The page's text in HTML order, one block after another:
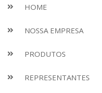
HOME
NOSSA EMPRESA
PRODUTOS
REPRESENTANTES